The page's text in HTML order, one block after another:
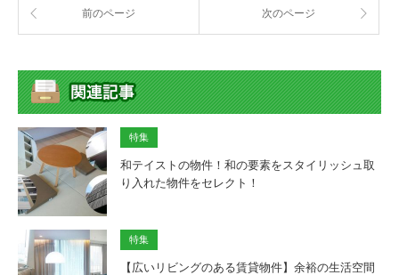
前のページ 次のページ
特集
和テイストの物件！和の要素をスタイリッシュ取
り入れた物件をセレクト！
特集
【広いリビングのある賃貸物件】余裕の生活空間